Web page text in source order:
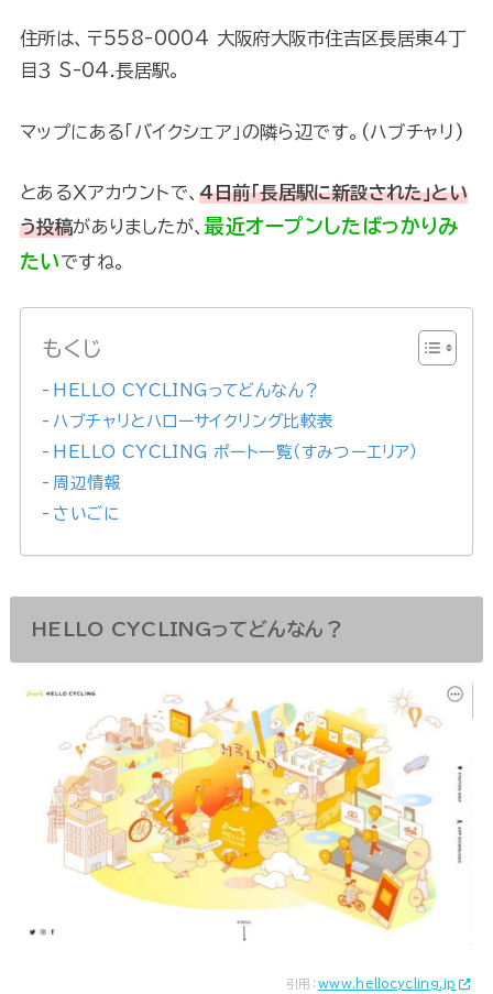
住所は、〒558-0004 大阪府大阪市住吉区長居東４丁
目３ S-04.長居駅。
マップにある「バイクシェア」の隣ら辺です。(ハブチャリ)
とあるＸアカウントで、4日前「長居駅に新設された」とい
う投稿がありましたが、最近オープンしたばっかりみ
たいですね。
もくじ
HELLO CYCLINGってどんなん？
ハブチャリとハローサイクリング比較表
HELLO CYCLING ポート一覧（すみつーエリア）
周辺情報
さいごに
HELLO CYCLINGってどんなん？
引用：www.hellocycling.jp